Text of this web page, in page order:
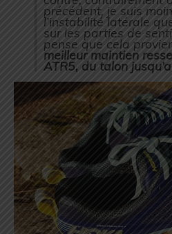
précédent, je suis
l’instabilité latérale
sur les parties de
pense que cela
meilleur maintien
ATR5, du talon